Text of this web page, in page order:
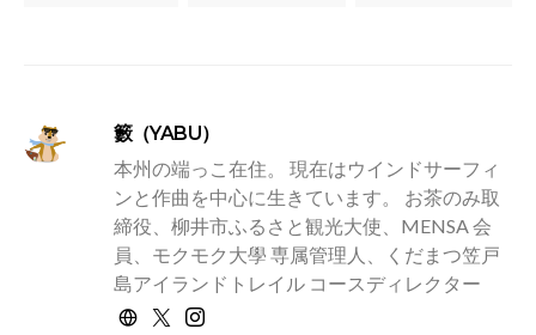
籔（YABU）
本州の端っこ在住。 現在はウインドサーフィ
ンと作曲を中心に生きています。 お茶のみ取
締役、柳井市ふるさと観光大使、MENSA 会
員、モクモク大學 専属管理人、くだまつ笠戸
島アイランドトレイル コースディレクター